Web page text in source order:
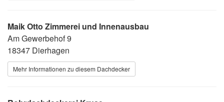
Maik Otto Zimmerei und Innenausbau
Am Gewerbehof 9
18347 Dierhagen
Mehr Informationen zu diesem Dachdecker